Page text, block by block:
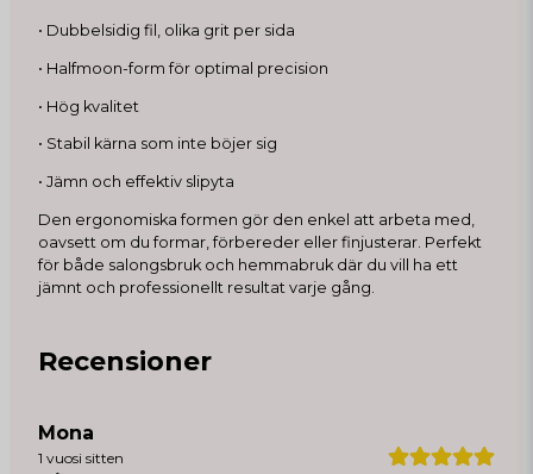
• Dubbelsidig fil, olika grit per sida
• Halfmoon-form för optimal precision
• Hög kvalitet
• Stabil kärna som inte böjer sig
• Jämn och effektiv slipyta
Den ergonomiska formen gör den enkel att arbeta med,
oavsett om du formar, förbereder eller finjusterar. Perfekt
för både salongsbruk och hemmabruk där du vill ha ett
jämnt och professionellt resultat varje gång.
Recensioner
Mona
1 vuosi sitten